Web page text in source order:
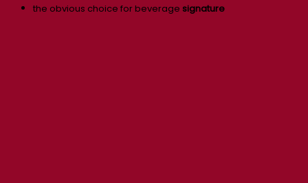
the obvious choice for beverage signature